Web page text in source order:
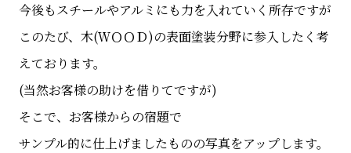
今後もスチールやアルミにも力を入れていく所存ですが
このたび、木(ＷＯＯＤ)の表面塗装分野に参入したく考
えております。
(当然お客様の助けを借りてですが)
そこで、お客様からの宿題で
サンプル的に仕上げましたものの写真をアップします。